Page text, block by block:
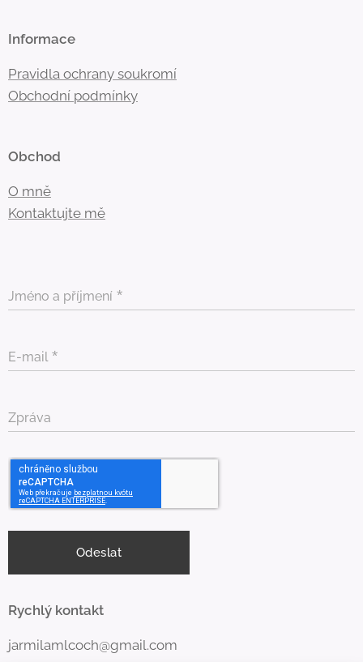
Informace
Pravidla ochrany soukromí
Obchodní podmínky
Obchod
O mně
Kontaktujte mě
Jméno a příjmení
E-mail
Zpráva
Odeslat
Rychlý kontakt
jarmilamlcoch@gmail.com